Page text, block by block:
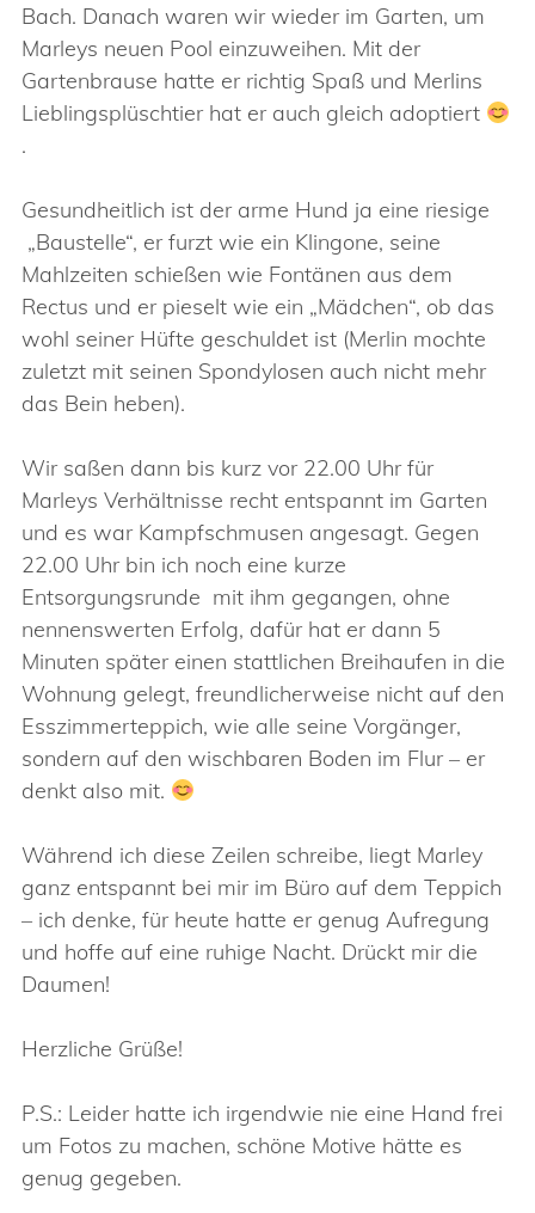
Bach. Danach waren wir wieder im Garten, um
Marleys neuen Pool einzuweihen. Mit der
Gartenbrause hatte er richtig Spaß und Merlins
Lieblingsplüschtier hat er auch gleich adoptiert
.
Gesundheitlich ist der arme Hund ja eine riesige
„Baustelle“, er furzt wie ein Klingone, seine
Mahlzeiten schießen wie Fontänen aus dem
Rectus und er pieselt wie ein „Mädchen“, ob das
wohl seiner Hüfte geschuldet ist (Merlin mochte
zuletzt mit seinen Spondylosen auch nicht mehr
das Bein heben).
Wir saßen dann bis kurz vor 22.00 Uhr für
Marleys Verhältnisse recht entspannt im Garten
und es war Kampfschmusen angesagt. Gegen
22.00 Uhr bin ich noch eine kurze
Entsorgungsrunde mit ihm gegangen, ohne
nennenswerten Erfolg, dafür hat er dann 5
Minuten später einen stattlichen Breihaufen in die
Wohnung gelegt, freundlicherweise nicht auf den
Esszimmerteppich, wie alle seine Vorgänger,
sondern auf den wischbaren Boden im Flur – er
denkt also mit.
Während ich diese Zeilen schreibe, liegt Marley
ganz entspannt bei mir im Büro auf dem Teppich
– ich denke, für heute hatte er genug Aufregung
und hoffe auf eine ruhige Nacht. Drückt mir die
Daumen!
Herzliche Grüße!
P.S.: Leider hatte ich irgendwie nie eine Hand frei
um Fotos zu machen, schöne Motive hätte es
genug gegeben.